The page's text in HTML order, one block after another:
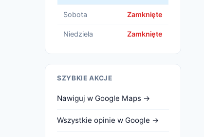
Sobota Zamknięte
Niedziela Zamknięte
SZYBKIE AKCJE
Nawiguj w Google Maps →
Wszystkie opinie w Google →